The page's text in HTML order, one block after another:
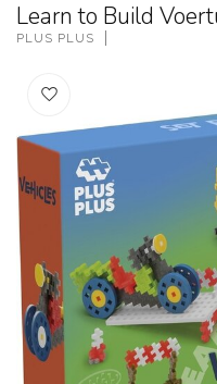
Learn to Build
PLUS PLUS